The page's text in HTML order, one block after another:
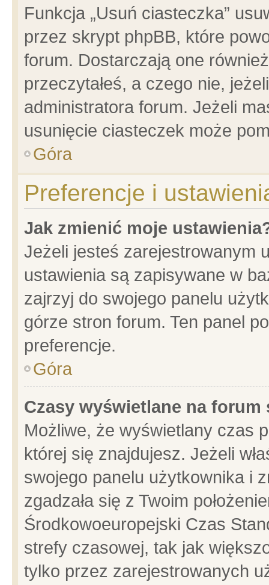
Funkcja „Usuń ciasteczka”
przez skrypt phpBB, które
forum. Dostarczają one
przeczytałeś, a czego nie,
administratora forum. Jeżeli
usunięcie ciasteczek może
Góra
Preferencje i
Jak zmienić moje
Jeżeli jesteś zarejestrowanym
ustawienia są zapisywane w
zajrzyj do swojego panelu
górze stron forum. Ten panel
preferencje.
Góra
Czasy wyświetlane na forum
Możliwe, że wyświetlany czas
której się znajdujesz. Jeżeli
swojego panelu użytkownika i
zgadzała się z Twoim
Środkowoeuropejski Czas
strefy czasowej, tak jak
tylko przez zarejestrowanych